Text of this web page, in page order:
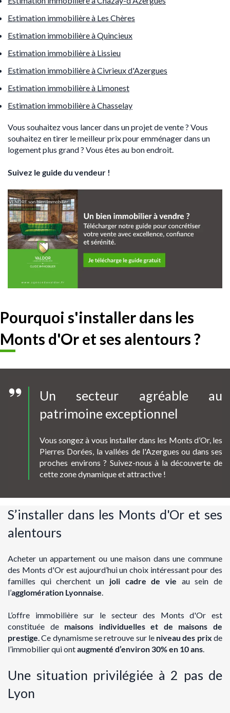
Estimation immobilière à Les Chères
Estimation immobilière à Quincieux
Estimation immobilière à Lissieu
Estimation immobilière à Civrieux d'Azergues
Estimation immobilière à Limonest
Estimation immobilière à Chasselay
Vous souhaitez vous lancer dans un projet de vente ? Vous
souhaitez en tirer le meilleur prix pour emménager dans un
logement plus grand ? Vous êtes au bon endroit.
Suivez le guide du vendeur !
Pourquoi s'installer dans les
Monts d'Or et ses alentours ?
Un secteur agréable au
patrimoine exceptionnel
Vous songez à vous installer dans les Monts d’Or, les
Pierres Dorées, la vallées de l'Azergues ou dans ses
proches environs ? Suivez-nous à la découverte de
cette zone dynamique et attractive !
S’installer dans les Monts d'Or et ses
alentours
Acheter un appartement ou une maison dans une commune
des Monts d'Or est aujourd’hui un choix intéressant pour des
familles qui cherchent un joli cadre de vie au sein de
l’agglomération Lyonnaise.
L’offre immobilière sur le secteur des Monts d'Or est
constituée de maisons individuelles et de maisons de
prestige. Ce dynamisme se retrouve sur le niveau des prix de
l’immobilier qui ontaugmenté d’environ 30% en 10 ans.
Une situation privilégiée à 2 pas de
Lyon